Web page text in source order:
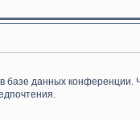
базе данных